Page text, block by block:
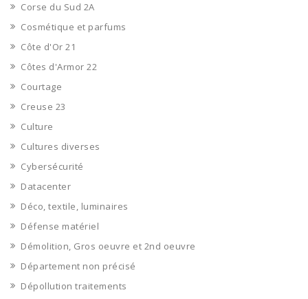
Corse du Sud 2A
Cosmétique et parfums
Côte d'Or 21
Côtes d'Armor 22
Courtage
Creuse 23
Culture
Cultures diverses
Cybersécurité
Datacenter
Déco, textile, luminaires
Défense matériel
Démolition, Gros oeuvre et 2nd oeuvre
Département non précisé
Dépollution traitements